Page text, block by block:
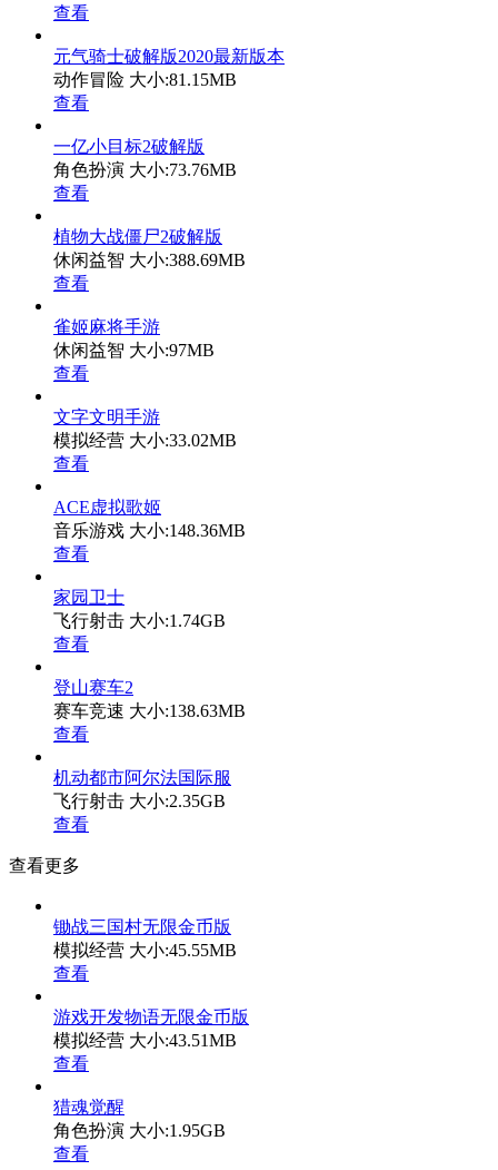
查看
元气骑士破解版2020最新版本
动作冒险 大小:81.15MB
查看
一亿小目标2破解版
角色扮演 大小:73.76MB
查看
植物大战僵尸2破解版
休闲益智 大小:388.69MB
查看
雀姬麻将手游
休闲益智 大小:97MB
查看
文字文明手游
模拟经营 大小:33.02MB
查看
ACE虚拟歌姬
音乐游戏 大小:148.36MB
查看
家园卫士
飞行射击 大小:1.74GB
查看
登山赛车2
赛车竞速 大小:138.63MB
查看
机动都市阿尔法国际服
飞行射击 大小:2.35GB
查看
查看更多
锄战三国村无限金币版
模拟经营 大小:45.55MB
查看
游戏开发物语无限金币版
模拟经营 大小:43.51MB
查看
猎魂觉醒
角色扮演 大小:1.95GB
查看